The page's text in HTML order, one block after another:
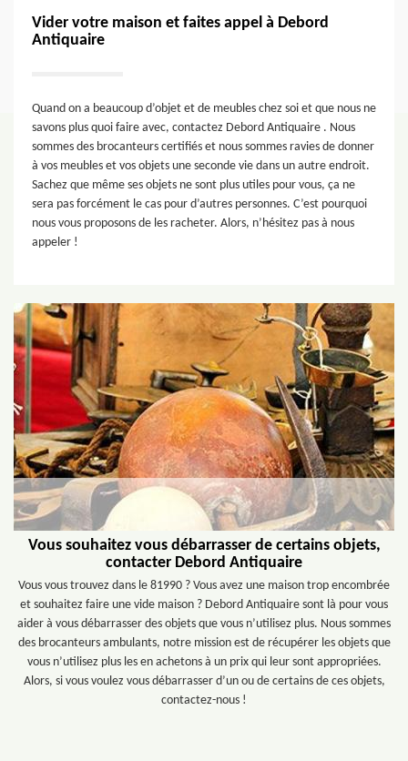
Vider votre maison et faites appel à Debord
Antiquaire
Quand on a beaucoup d’objet et de meubles chez soi et que nous ne
savons plus quoi faire avec, contactez Debord Antiquaire . Nous
sommes des brocanteurs certifiés et nous sommes ravies de donner
à vos meubles et vos objets une seconde vie dans un autre endroit.
Sachez que même ses objets ne sont plus utiles pour vous, ça ne
sera pas forcément le cas pour d’autres personnes. C’est pourquoi
nous vous proposons de les racheter. Alors, n’hésitez pas à nous
appeler !
Vous souhaitez vous débarrasser de certains objets,
contacter Debord Antiquaire
Vous vous trouvez dans le 81990 ? Vous avez une maison trop encombrée
et souhaitez faire une vide maison ? Debord Antiquaire sont là pour vous
aider à vous débarrasser des objets que vous n’utilisez plus. Nous sommes
des brocanteurs ambulants, notre mission est de récupérer les objets que
vous n’utilisez plus les en achetons à un prix qui leur sont appropriées.
Alors, si vous voulez vous débarrasser d’un ou de certains de ces objets,
contactez-nous !